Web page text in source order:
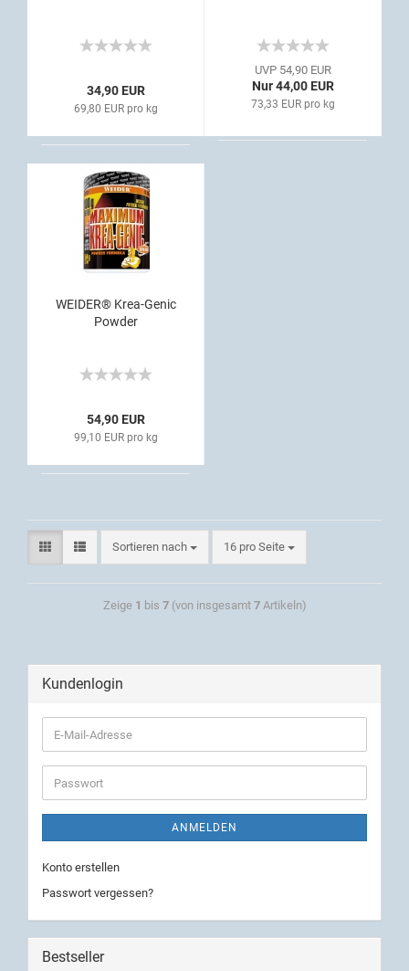
34,90 EUR
69,80 EUR pro kg
UVP 54,90 EUR
Nur 44,00 EUR
73,33 EUR pro kg
WEIDER® Krea-Genic
Powder
54,90 EUR
99,10 EUR pro kg
Sortieren nach 16 pro Seite
Zeige 1 bis 7(von insgesamt 7Artikeln)
Kundenlogin
ANMELDEN
Konto erstellen
Passwort vergessen?
Bestseller